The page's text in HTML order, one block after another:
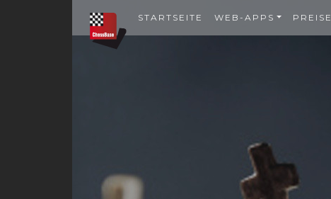
STARTSEITE WEB-APPS PREISE